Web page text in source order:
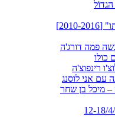
פמה דורג'ה
כולו
רינפוצ'ה
עם אני לוסנג
– מיכל בן שחר